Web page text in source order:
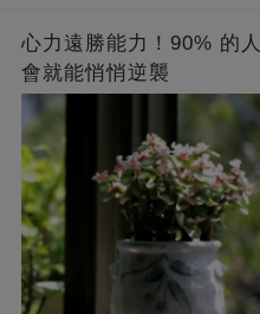
心力遠勝能力！90% 的
會就能悄悄逆襲